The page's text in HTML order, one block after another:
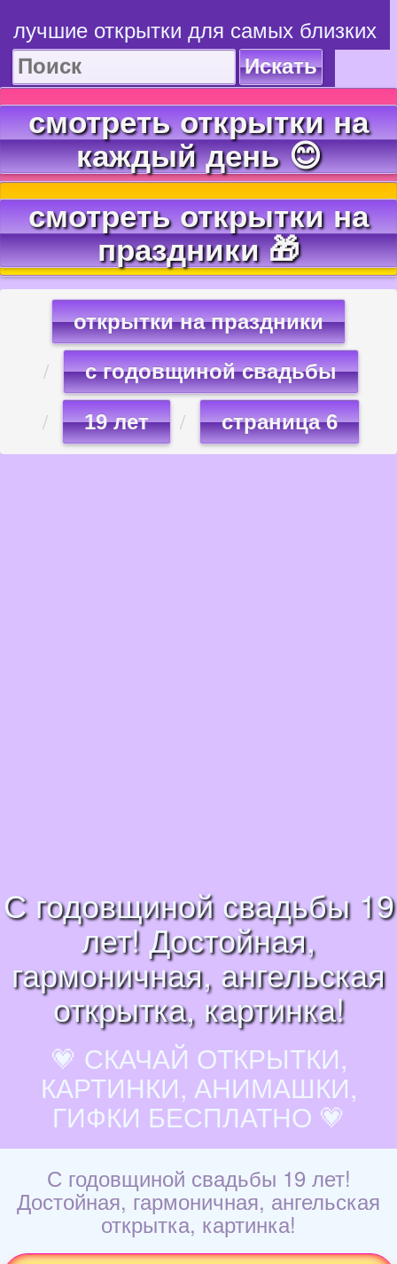
лучшие открытки для самых близких
Искать
смотреть открытки на
каждый день 😊
смотреть открытки на
праздники 🎁
открытки на праздники
с годовщиной свадьбы
19 лет страница 6
С годовщиной свадьбы 19
лет! Достойная,
гармоничная, ангельская
открытка, картинка!
💗 СКАЧАЙ ОТКРЫТКИ,
КАРТИНКИ, АНИМАШКИ,
ГИФКИ БЕСПЛАТНО 💗
С годовщиной свадьбы 19 лет!
Достойная, гармоничная, ангельская
открытка, картинка!